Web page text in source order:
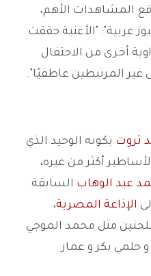
المشاهدات الأهم،
عربية": "الأغنية حققت
أخرى من الاحتفال
المرتبطين عاطفيًا".
ثروت بكونه الوحيد الذي
أكثر من غيره،
عبد الوهاب السابقة
الإذاعة المصرية،
مثل محمد الموجي
حلمي بكر و عمار